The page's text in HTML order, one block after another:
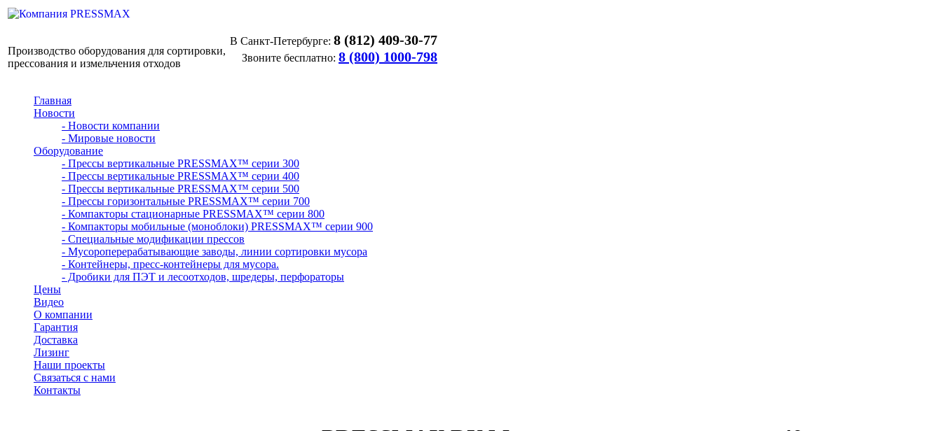
Производство оборудования для сортировки,
прессования и измельчения отходов
В Санкт-Петербурге: 8 (812) 409-30-77
Звоните бесплатно: 8 (800) 1000-798
Главная
Новости
- Новости компании
- Мировые новости
Оборудование
- Прессы вертикальные PRESSMAX™ серии 300
- Прессы вертикальные PRESSMAX™ серии 400
- Прессы вертикальные PRESSMAX™ серии 500
- Прессы горизонтальные PRESSMAX™ серии 700
- Компакторы стационарные PRESSMAX™ серии 800
- Компакторы мобильные (моноблоки) PRESSMAX™ серии 900
- Специальные модификации прессов
- Мусороперерабатывающие заводы, линии сортировки мусора
- Контейнеры, пресс-контейнеры для мусора.
- Дробики для ПЭТ и лесоотходов, шредеры, перфораторы
Цены
Видео
О компании
Гарантия
Доставка
Лизинг
Наши проекты
Связаться с нами
Контакты